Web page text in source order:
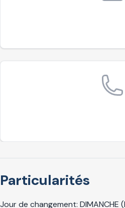
Particularités
Jour de changement: DIMANCHE